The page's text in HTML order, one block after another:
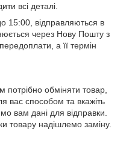
всі деталі.
15:00, відправляються в
через Нову Пошту з
а її термін
обміняти товар,
вас способом та вкажіть
вам дані для відправки.
товару надішлемо заміну.